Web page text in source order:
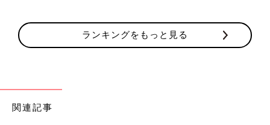
ランキングをもっと見る
関連記事